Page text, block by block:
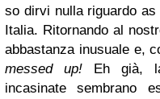
so dirvi nulla riguardo
Italia. Ritornando al
abbastanza inusuale e,
messed up! Eh già,
incasinate sembrano